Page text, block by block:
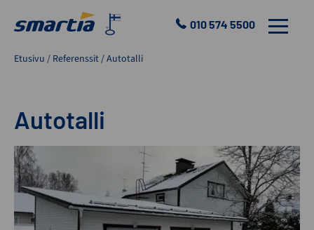
Oy
010 574 5500 VALIKKO
Etusivu / Referenssit/Autotalli
Autotalli